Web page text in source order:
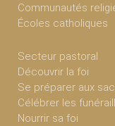
Communautés
Écoles catholiques
Secteur pastoral
Découvrir la foi
Se préparer aux
Célébrer les
Nourrir sa foi